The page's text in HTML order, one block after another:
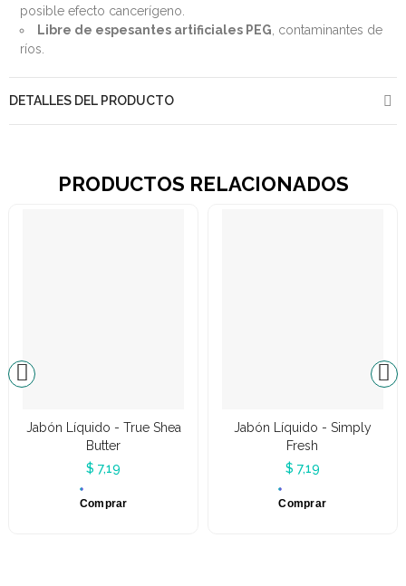
posible efecto cancerígeno.
Libre de espesantes artificiales PEG , contaminantes de
ríos.
DETALLES DEL PRODUCTO
PRODUCTOS RELACIONADOS
Jabón Líquido - True Shea
Butter
$ 7,19
Comprar
Jabón Líquido - Simply
Fresh
$ 7,19
Comprar